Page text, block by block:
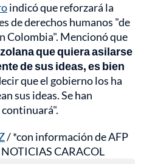
indicó que reforzará la
de derechos humanos "de
Colombia". Mencionó que
que quiera asilarse
de sus ideas, es bien
que el gobierno los ha
sus ideas. Se han
/ *con información de AFP
CARACOL